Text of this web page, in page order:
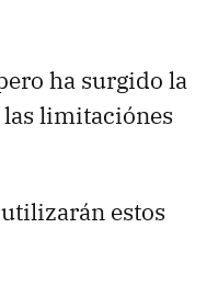
ha surgido la
limitaciónes
estos